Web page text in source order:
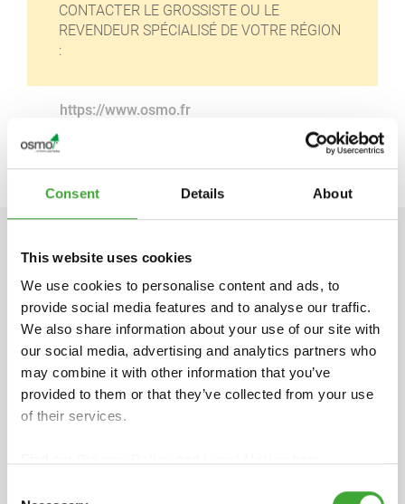
Consent Details About
This website uses cookies
We use cookies to personalise content and ads, to
provide social media features and to analyse our traffic.
We also share information about your use of our site with
our social media, advertising and analytics partners who
may combine it with other information that you’ve
provided to them or that they’ve collected from your use
of their services.
CONTACTER LE GROSSISTE OU LE
REVENDEUR SPÉCIALISÉ DE VOTRE RÉGION
:
https://www.osmo.fr
INFORMATIONS TECHNIQUE
Fiche de données de sécurité
pdf, 179 Ko
5 ans et plus, si le produit est conservé dans son